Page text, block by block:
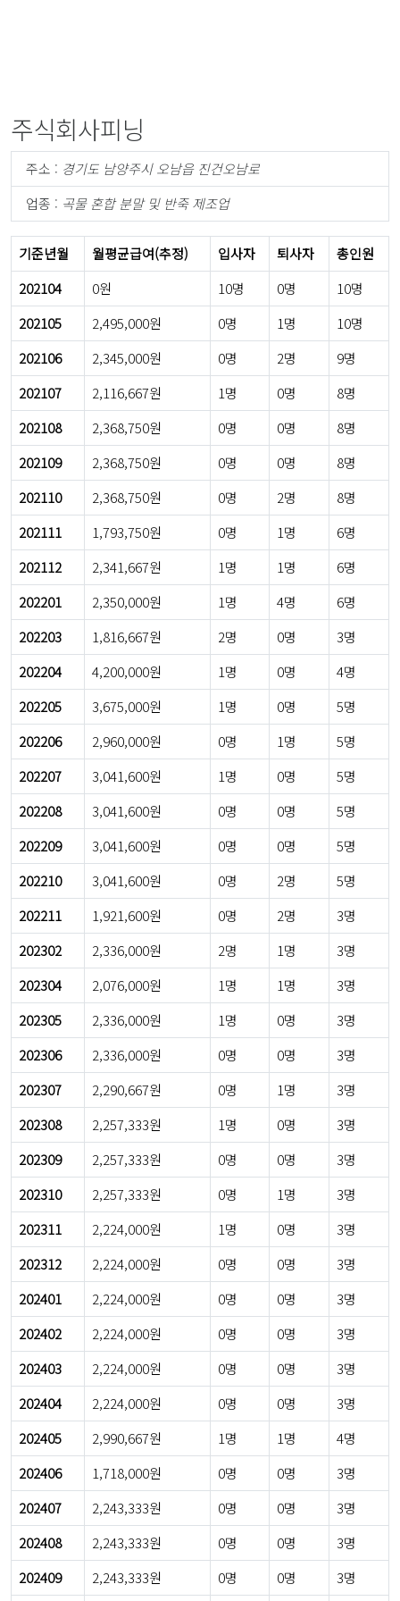
주식회사피닝
주소 : 경기도 남양주시 오남읍 진건오남로
업종 : 곡물 혼합 분말 및 반죽 제조업
기준년월 월평균급여(추정) 입사자 퇴사자
총인원
202104
0원 10명 0명
10명
202105
2,495,000원 0명 1명
10명
202106
2,345,000원 0명 2명
9명
202107
2,116,667원 1명 0명
8명
202108
2,368,750원 0명 0명
8명
202109
2,368,750원 0명 0명
8명
202110
2,368,750원 0명 2명
8명
202111
1,793,750원 0명 1명
6명
202112
2,341,667원 1명 1명
6명
202201
2,350,000원 1명 4명
6명
202203
1,816,667원 2명 0명
3명
202204
4,200,000원 1명 0명
4명
202205
3,675,000원 1명 0명
5명
202206
2,960,000원 0명 1명
5명
202207
3,041,600원 1명 0명
5명
202208
3,041,600원 0명 0명
5명
202209
3,041,600원 0명 0명
5명
202210
3,041,600원 0명 2명
5명
202211
1,921,600원 0명 2명
3명
202302
2,336,000원 2명 1명
3명
202304
2,076,000원 1명 1명
3명
202305
2,336,000원 1명 0명
3명
202306
2,336,000원 0명 0명
3명
202307
2,290,667원 0명 1명
3명
202308
2,257,333원 1명 0명
3명
202309
2,257,333원 0명 0명
3명
202310
2,257,333원 0명 1명
3명
202311
2,224,000원 1명 0명
3명
202312
2,224,000원 0명 0명
3명
202401
2,224,000원 0명 0명
3명
202402
2,224,000원 0명 0명
3명
202403
2,224,000원 0명 0명
3명
202404
2,224,000원 0명 0명
3명
202405
2,990,667원 1명 1명
4명
202406
1,718,000원 0명 0명
3명
202407
2,243,333원 0명 0명
3명
202408
2,243,333원 0명 0명
3명
202409
2,243,333원 0명 0명 3명